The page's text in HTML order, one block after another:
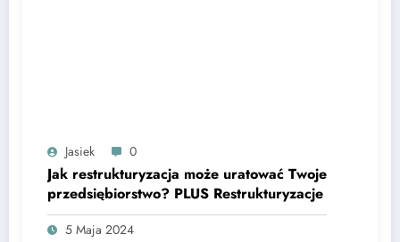
Jasiek 0
Jak restrukturyzacja może uratować Twoje
przedsiębiorstwo? PLUS Restrukturyzacje
5 Maja 2024